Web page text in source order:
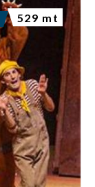
529 mt